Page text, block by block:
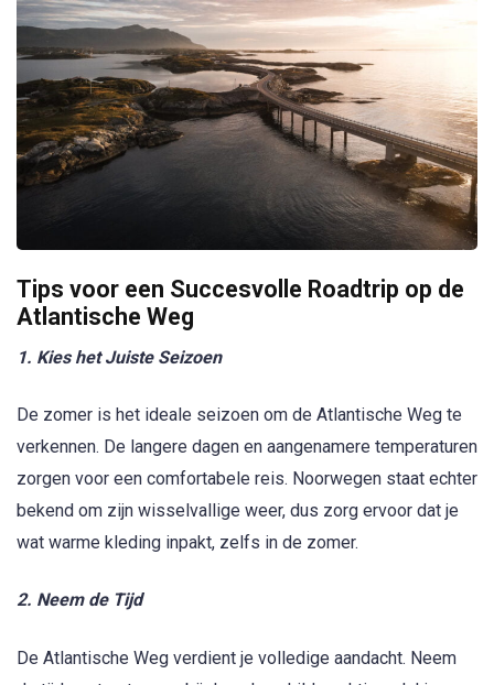
Tips voor een Succesvolle Roadtrip op de
Atlantische Weg
1. Kies het Juiste Seizoen
De zomer is het ideale seizoen om de Atlantische Weg te
verkennen. De langere dagen en aangenamere temperaturen
zorgen voor een comfortabele reis. Noorwegen staat echter
bekend om zijn wisselvallige weer, dus zorg ervoor dat je
wat warme kleding inpakt, zelfs in de zomer.
2. Neem de Tijd
De Atlantische Weg verdient je volledige aandacht. Neem